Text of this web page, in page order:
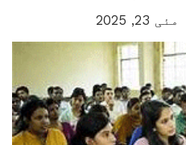
مئی 23, 2025